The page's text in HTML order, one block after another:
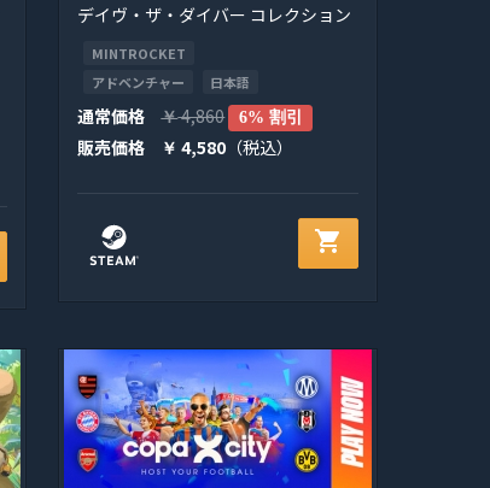
デイヴ・ザ・ダイバー コレクション
MINTROCKET
アドベンチャー
日本語
通常価格 ￥4,860 6% 割引
販売価格 ￥ 4,580 （税込）
shopping_cart